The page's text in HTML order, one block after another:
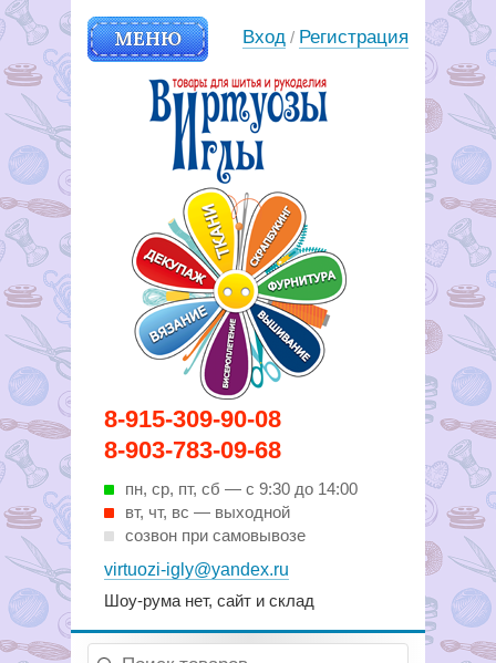
8-915-309-90-08
8-903-783-09-68
пн, ср, пт, cб — с 9:30 до 14:00
вт, чт, вс — выходной
созвон при самовывозе
virtuozi-igly@yandex.ru
Шоу-рума нет, сайт и склад
МЕНЮ
Вирутозы иглы. Товары для
шитья и рукоделья
Вход / Регистрация